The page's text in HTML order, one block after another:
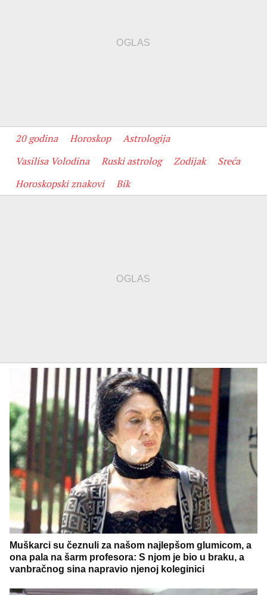
20 godina Horoskop
Astrologija
Vasilisa Volodina
Ruski astrolog Zodijak
Sreća
Horoskopski znakovi
Bik
Muškarci su čeznuli za našom najlepšom glumicom, a
ona pala na šarm profesora: S njom je bio u braku, a
vanbračnog sina napravio njenoj koleginici